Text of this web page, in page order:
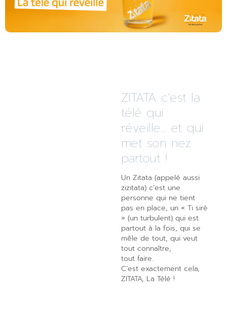
ZITATA c’est la
télé qui
réveille... et qui
met son nez
partout !
Un Zitata (appelé aussi
zizitata) c’est une
personne qui ne tient
pas en place, un « Ti sirè
» (un turbulent) qui est
partout à la fois, qui se
mêle de tout, qui veut
tout connaître,
tout faire.
C’est exactement cela,
ZITATA, La Télé !